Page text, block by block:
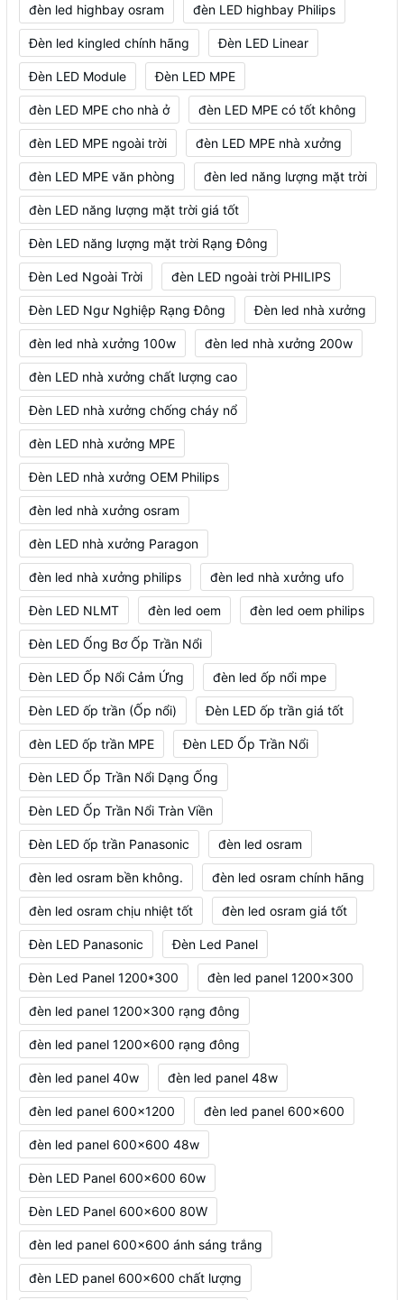
đèn led highbay osram đèn LED highbay Philips
Đèn led kingled chính hãng Đèn LED Linear
Đèn LED Module Đèn LED MPE
đèn LED MPE cho nhà ở đèn LED MPE có tốt không
đèn LED MPE ngoài trời đèn LED MPE nhà xưởng
đèn LED MPE văn phòng đèn led năng lượng mặt trời
đèn LED năng lượng mặt trời giá tốt
Đèn LED năng lượng mặt trời Rạng Đông
Đèn Led Ngoài Trời đèn LED ngoài trời PHILIPS
Đèn LED Ngư Nghiệp Rạng Đông Đèn led nhà xưởng
đèn led nhà xưởng 100w đèn led nhà xưởng 200w
đèn LED nhà xưởng chất lượng cao
Đèn LED nhà xưởng chống cháy nổ
đèn LED nhà xưởng MPE
Đèn LED nhà xưởng OEM Philips
đèn led nhà xưởng osram
đèn LED nhà xưởng Paragon
đèn led nhà xưởng philips đèn led nhà xưởng ufo
Đèn LED NLMT đèn led oem đèn led oem philips
Đèn LED Ống Bơ Ốp Trần Nổi
Đèn LED Ốp Nổi Cảm Ứng đèn led ốp nổi mpe
Đèn LED ốp trần (Ốp nổi) Đèn LED ốp trần giá tốt
đèn LED ốp trần MPE Đèn LED Ốp Trần Nổi
Đèn LED Ốp Trần Nổi Dạng Ống
Đèn LED Ốp Trần Nổi Tràn Viền
Đèn LED ốp trần Panasonic đèn led osram
đèn led osram bền không. đèn led osram chính hãng
đèn led osram chịu nhiệt tốt đèn led osram giá tốt
Đèn LED Panasonic Đèn Led Panel
Đèn Led Panel 1200*300 đèn led panel 1200x300
đèn led panel 1200x300 rạng đông
đèn led panel 1200x600 rạng đông
đèn led panel 40w đèn led panel 48w
đèn led panel 600x1200 đèn led panel 600x600
đèn led panel 600x600 48w
Đèn LED Panel 600x600 60w
Đèn LED Panel 600x600 80W
đèn led panel 600x600 ánh sáng trắng
đèn LED panel 600x600 chất lượng